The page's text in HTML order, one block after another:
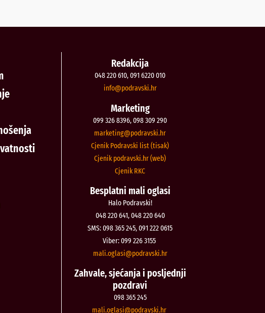
Redakcija
048 220 610, 091 6220 010
rh.iksvardop
@ofni
Marketing
099 326 8396, 098 309 290
rh.iksvardop
@gnitekram
Cjenik Podravski list (tisak)
Cjenik podravski.hr (web)
Cjenik RKC
Besplatni mali oglasi
Halo Podravski!
048 220 641, 048 220 640
SMS: 098 365 245, 091 222 0615
Viber: 099 226 3155
rh.iksvardop
@isalgo.ilam
Zahvale, sjećanja i posljednji
pozdravi
098 365 245
rh.iksvardop
@isalgo.ilam